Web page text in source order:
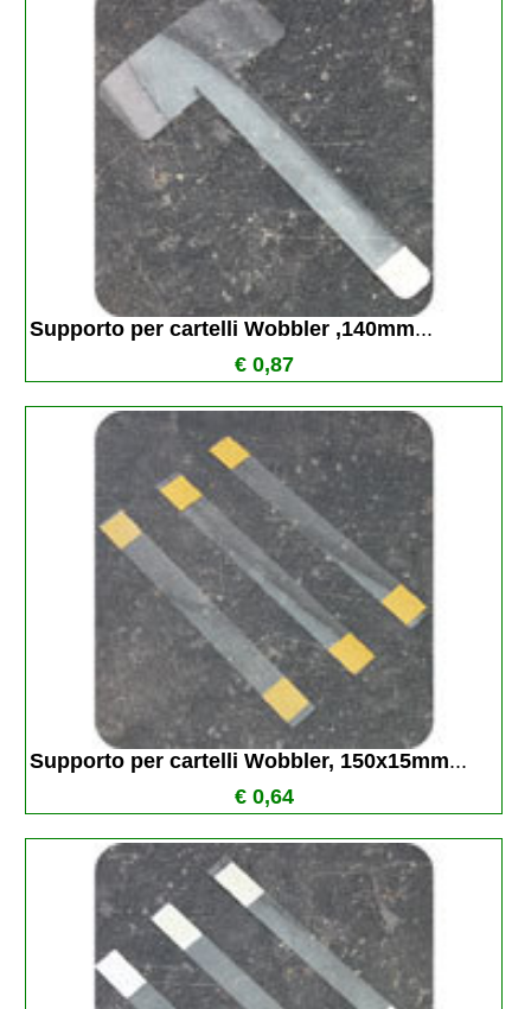
Supporto per cartelli Wobbler ,140mm...
€ 0,87
Supporto per cartelli Wobbler, 150x15mm...
€ 0,64